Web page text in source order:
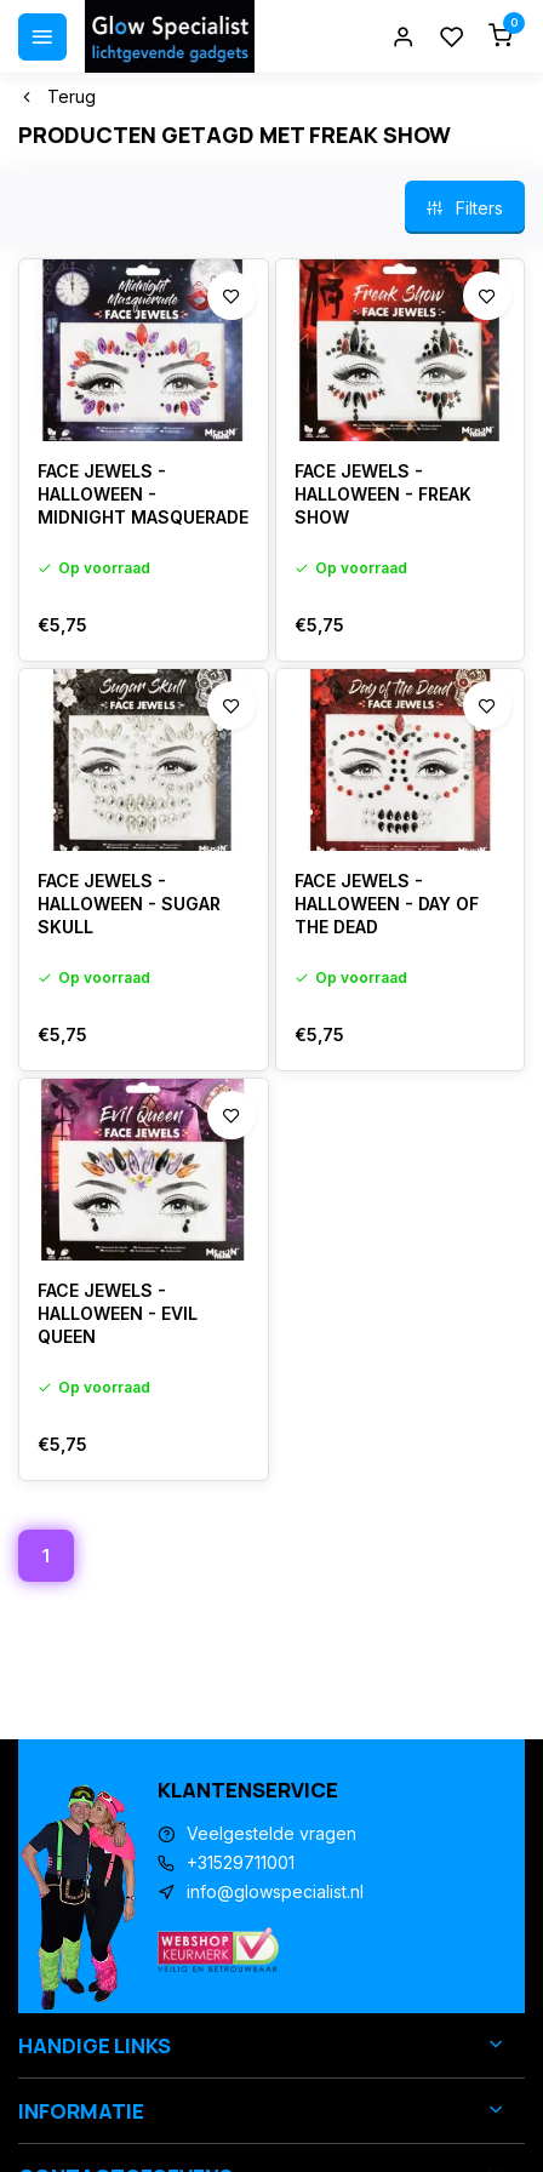
0
Terug
PRODUCTEN GETAGD MET FREAK SHOW
Filters
FACE JEWELS -
HALLOWEEN -
MIDNIGHT MASQUERADE
Op voorraad
€5,75
FACE JEWELS -
HALLOWEEN - FREAK
SHOW
Op voorraad
€5,75
FACE JEWELS -
HALLOWEEN - SUGAR
SKULL
Op voorraad
€5,75
FACE JEWELS -
HALLOWEEN - DAY OF
THE DEAD
Op voorraad
€5,75
FACE JEWELS -
HALLOWEEN - EVIL
QUEEN
Op voorraad
€5,75
1
KLANTENSERVICE
Veelgestelde vragen
+31529711001
info@glowspecialist.nl
HANDIGE LINKS
INFORMATIE